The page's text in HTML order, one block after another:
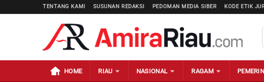
TENTANG KAMI SUSUNAN REDAKSI PEDOMAN MEDIA SIBER KODE ETIK
HOME RIAU NASIONAL RAGAM